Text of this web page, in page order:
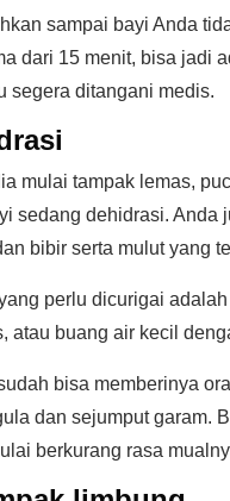
sampai bayi Anda
dari 15 menit, bisa jadi
segera ditangani medis.
mulai tampak lemas,
sedang dehidrasi. Anda
bibir serta mulut yang
perlu dicurigai
atau buang air kecil
bisa memberinya
dan sejumput garam.
berkurang rasa